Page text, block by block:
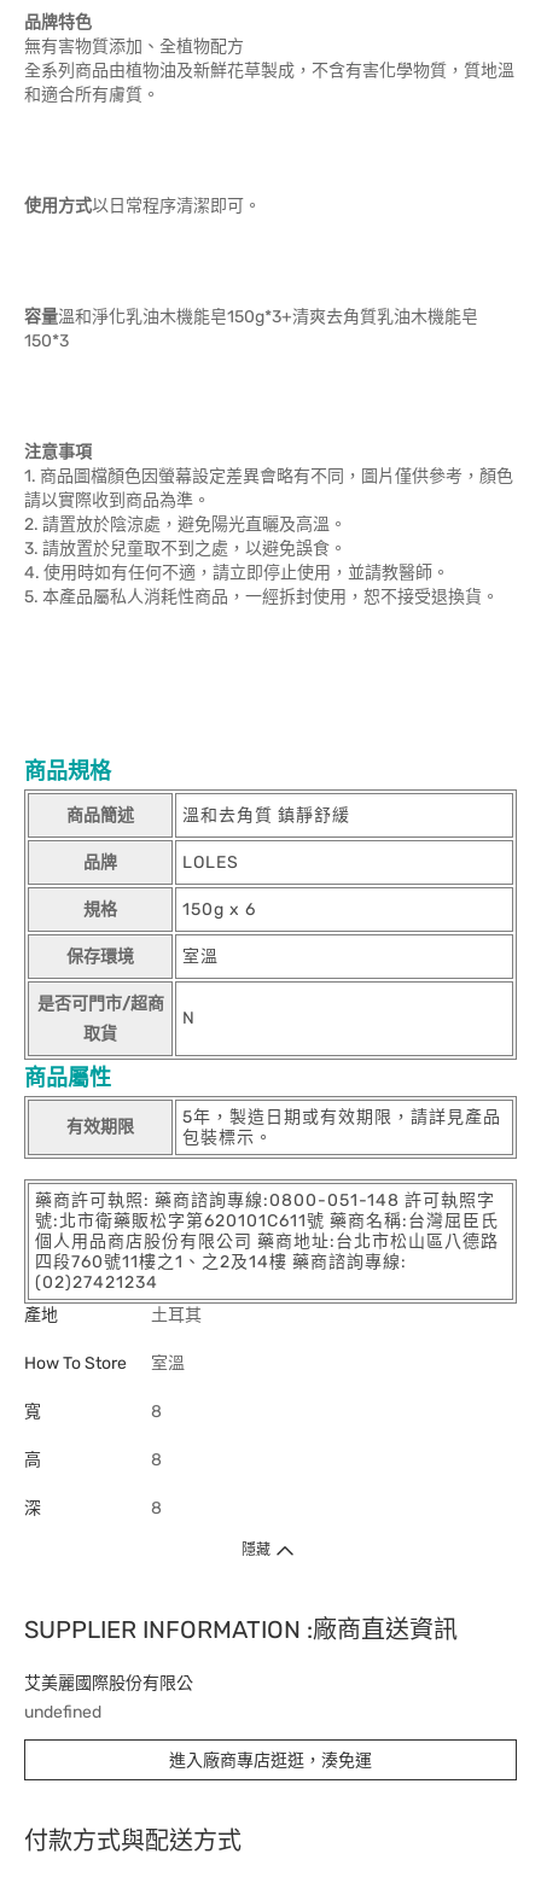
品牌特色
無有害物質添加、全植物配方
全系列商品由植物油及新鮮花草製成，不含有害化學物質，質地溫
和適合所有膚質。
使用方式以日常程序清潔即可。
容量溫和淨化乳油木機能皂150g*3+清爽去角質乳油木機能皂
150*3
注意事項
1. 商品圖檔顏色因螢幕設定差異會略有不同，圖片僅供參考，顏色
請以實際收到商品為準。
2. 請置放於陰涼處，避免陽光直曬及高溫。
3. 請放置於兒童取不到之處，以避免誤食。
4. 使用時如有任何不適，請立即停止使用，並請教醫師。
5. 本產品屬私人消耗性商品，一經拆封使用，恕不接受退換貨。
商品規格
商品簡述 溫和去角質 鎮靜舒緩
品牌 LOLES
規格 150g x 6
保存環境 室溫
是否可門市/超商
取貨
N
商品屬性
有效期限
5年，製造日期或有效期限，請詳見產品
包裝標示。
藥商許可執照: 藥商諮詢專線:0800-051-148 許可執照字
號:北市衛藥販松字第620101C611號 藥商名稱:台灣屈臣氏
個人用品商店股份有限公司 藥商地址:台北市松山區八德路
四段760號11樓之1、之2及14樓 藥商諮詢專線:
(02)27421234
產地
土耳其
How To Store 室溫
寬 8
高 8
深 8
隱藏
SUPPLIER INFORMATION :廠商直送資訊
艾美麗國際股份有限公
undefined
進入廠商專店逛逛，湊免運
付款方式與配送方式